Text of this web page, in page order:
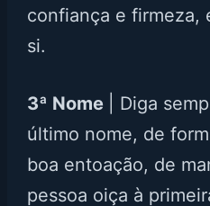
confiança e firmeza,
si.
3ª Nome
| Diga
último nome, de
boa entoação, de
pessoa oiça à